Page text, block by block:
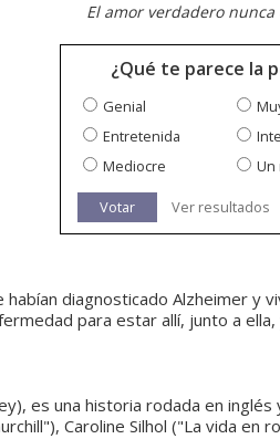
El amor verdadero nunca
¿Qué te parece la
Genial
Entretenida
Mediocre
Un
Votar Ver resultados
diagnosticado Alzheimer y
para estar allí, junto a ella,
es una historia rodada en inglés
Caroline Silhol ("La vida en